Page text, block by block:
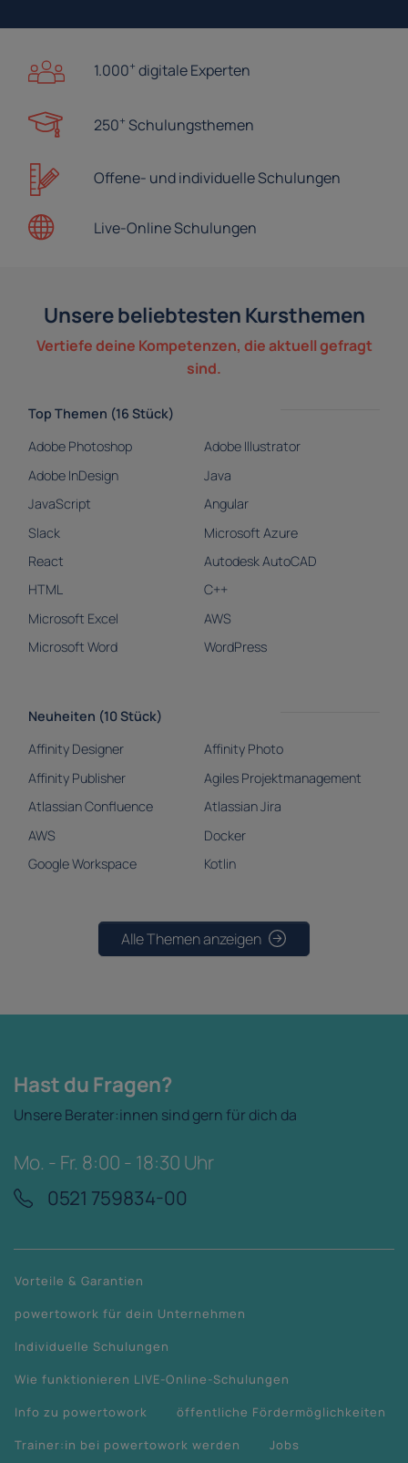
1.000+ digitale Experten
250+ Schulungsthemen
Offene- undindividuelle Schulungen
Live-OnlineSchulungen
Unsere beliebtesten Kursthemen
Vertiefe deine Kompetenzen, die aktuell gefragt
sind.
Top Themen (16 Stück)
Adobe Photoshop
Adobe Illustrator
Adobe InDesign
Java
JavaScript
Angular
Slack
Microsoft Azure
React
Autodesk AutoCAD
HTML
C++
Microsoft Excel
AWS
Microsoft Word
WordPress
Neuheiten (10 Stück)
Affinity Designer
Affinity Photo
Affinity Publisher
Agiles Projektmanagement
Atlassian Confluence
Atlassian Jira
AWS
Docker
Google Workspace
Kotlin
Alle Themen anzeigen
Hast du Fragen?
Unsere Berater:innen sind gern für dich da
Mo. - Fr. 8:00 - 18:30 Uhr
0521 759834-00
Vorteile & Garantien
powertowork für dein Unternehmen
Individuelle Schulungen
Wie funktionieren LIVE-Online-Schulungen
Info zu powertowork
öffentliche Fördermöglichkeiten
Trainer:in bei powertowork werden
Jobs